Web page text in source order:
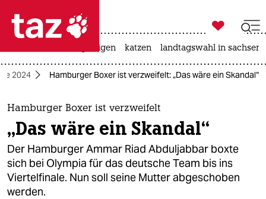
 taz zahl ich
taz zahl ich
themen
politik
öko
gesellschaft

taz zahl ich
bergsteigen katzen landtagswahl in
2024 Hamburger Boxer ist verzweifelt: „Das wäre ein Skandal“
Hamburger Boxer ist verzweifelt
„Das wäre ein Skandal“
Der Hamburger Ammar Riad Abduljabbar boxte
sich bei Olympia für das deutsche Team bis ins
Viertelfinale. Nun soll seine Mutter abgeschoben
werden.